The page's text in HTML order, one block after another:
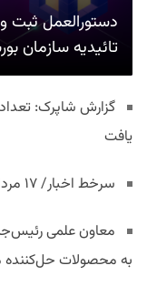
دستورالعمل ثبت
تائیدیه سازمان
یافت
سرخط اخبار/ ۱۷ مرداد ۱۴۰۵
معاون علمی
به محصولات حل‌کننده